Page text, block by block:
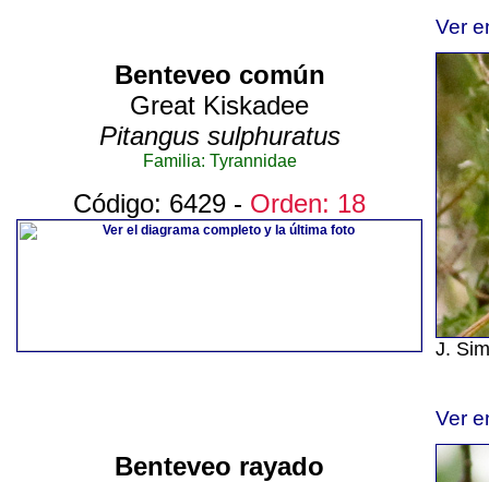
Ver
Benteveo común
Great Kiskadee
Pitangus sulphuratus
Familia: Tyrannidae
Código: 6429 - Orden: 18
J.
Ver
Benteveo rayado